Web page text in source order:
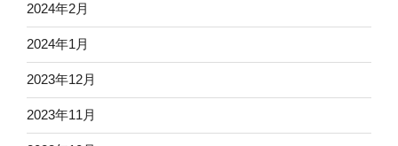
2024年2月
2024年1月
2023年12月
2023年11月